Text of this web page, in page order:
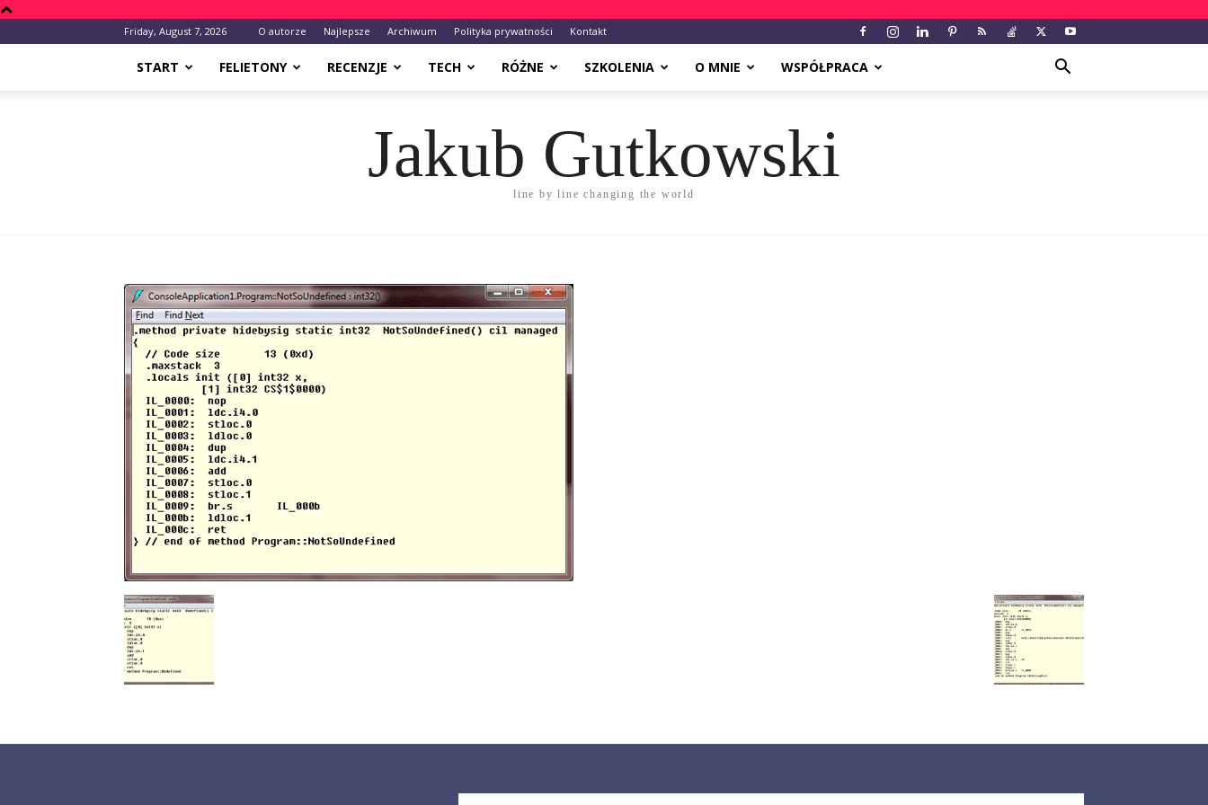
Friday, August 7, 2026 O autorze Najlepsze Archiwum Polityka prywatności Kontakt
START FELIETONY RECENZJE TECH RÓŻNE SZKOLENIA O MNIE WSPÓŁPRACA
Jakub Gutkowski
line by line changing the world